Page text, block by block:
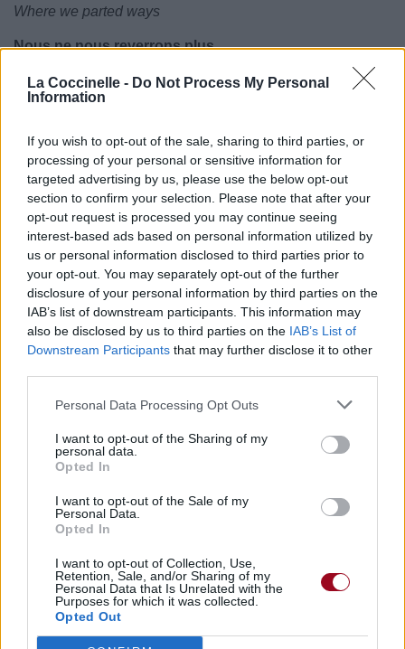
La Coccinelle - Do Not Process My Personal
Information
If you wish to opt-out of the sale, sharing to third parties, or
processing of your personal or sensitive information for
targeted advertising by us, please use the below opt-out
section to confirm your selection. Please note that after your
opt-out request is processed you may continue seeing
interest-based ads based on personal information utilized by
us or personal information disclosed to third parties prior to
your opt-out. You may separately opt-out of the further
disclosure of your personal information by third parties on the
IAB’s list of downstream participants. This information may
also be disclosed by us to third parties on the IAB’s List of
Downstream Participants that may further disclose it to other
Personal Data Processing Opt Outs
I want to opt-out of the Sharing of my
personal data.
Opted In
I want to opt-out of the Sale of my
Personal Data.
Opted In
I want to opt-out of Collection, Use,
Retention, Sale, and/or Sharing of my
Personal Data that Is Unrelated with the
Purposes for which it was collected.
Opted Out
Where we parted ways
Nous ne nous reverrons plus
Nous ne nous reverrons plus
Nous ne nous reverrons plus
De la mer
À jamais
Nous ne nous reverrons plus
Nous ne nous reverrons plus
Nous ne nous reverrons plus
Nous ne nous reverrons plus
Que de l'autre côté
De la mer
À jamais
We won't see each other again,
We won't see each other again,
But on the other side
Forever
We won't see each other again,
We won't see each other again,
We won't see each other again,
Of the sea
Forever
Il me reste plus rien de toi
Tu sais, ton absence m'appartient